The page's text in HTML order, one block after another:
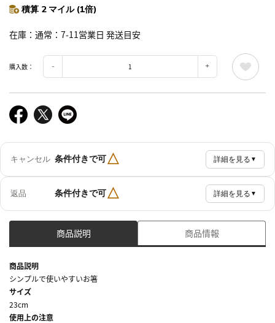
積算 2 マイル (1倍)
在庫 通常：7-11営業日 発送目安
購入数：
キャンセル 条件付きで可△ 詳細を見る ▼
返品 条件付きで可△ 詳細を見る ▼
商品説明 商品情報
商品説明
シンプルで使いやすいお箸
サイズ
23cm
使用上の注意